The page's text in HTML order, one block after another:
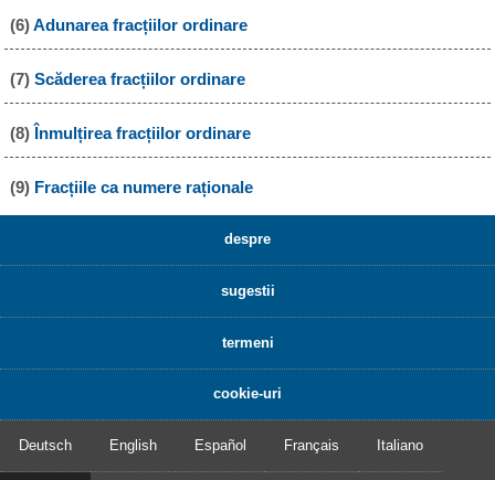
(6)Adunarea fracțiilor ordinare
(7) Scăderea fracțiilor ordinare
(8) Înmulțirea fracțiilor ordinare
(9) Fracțiile ca numere raționale
despre
sugestii
termeni
cookie-uri
Deutsch English Español Français Italiano